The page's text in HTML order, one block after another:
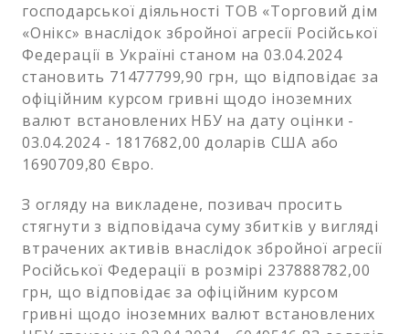
господарської діяльності ТОВ «Торговий дім
«Онікс» внаслідок збройної агресії Російської
Федерації в Україні станом на 03.04.2024
становить 71477799,90 грн, що відповідає за
офіційним курсом гривні щодо іноземних
валют встановлених НБУ на дату оцінки -
03.04.2024 - 1817682,00 доларів США або
1690709,80 Євро.
З огляду на викладене, позивач просить
стягнути з відповідача суму збитків у вигляді
втрачених активів внаслідок збройної агресії
Російської Федерації в розмірі 237888782,00
грн, що відповідає за офіційним курсом
гривні щодо іноземних валют встановлених